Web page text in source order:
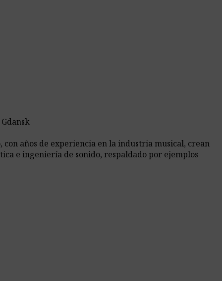
años de experiencia en la industria musical, crean
e ingeniería de sonido, respaldado por ejemplos